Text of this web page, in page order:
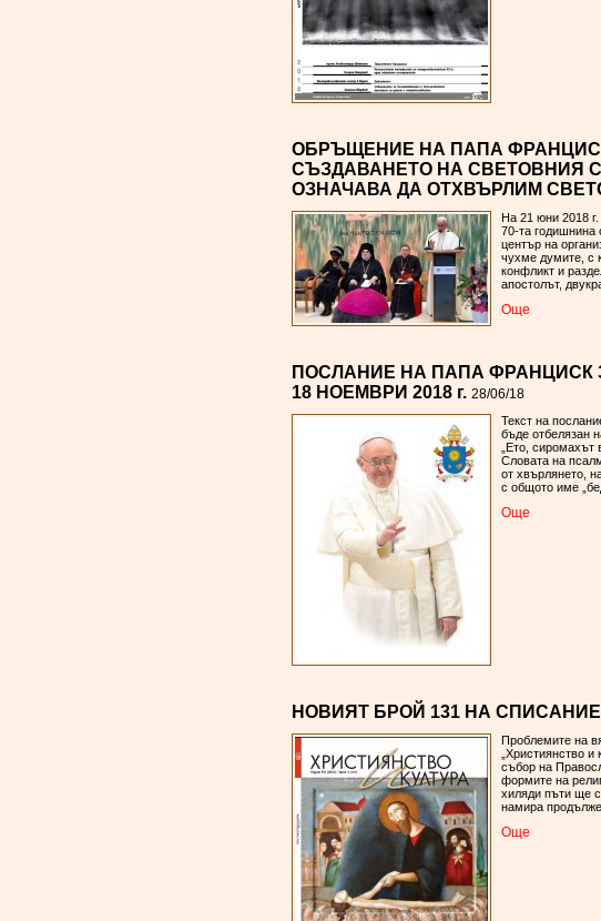
ОБРЪЩЕНИЕ НА ПАПА
СЪЗДАВАНЕТО НА СВЕТОВНИЯ
ОЗНАЧАВА ДА ОТХВЪРЛИМ
На 21 юни 2018
70-та годишнина
център на
чухме думите, с
конфликт и
апостолът,
Oще
ПОСЛАНИЕ НА ПАПА ФРАНЦИСК
18 НОЕМВРИ 2018 г. 28/06/18
Текст на
бъде отбелязан
„Ето, сиромахът
Словата на
от хвърлянето,
с общото име
Oще
НОВИЯТ БРОЙ 131 НА
Проблемите на
„Християнство
събор на
формите на
хиляди пъти ще
намира
Oще